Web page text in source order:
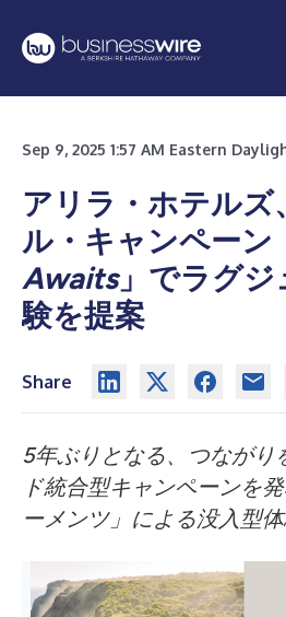
Sep 9, 2025 1:57 AM Eastern
アリラ・ホテルズ
ル・キャンペーン
Awaits」でラグジ
験を提案
Share
5年ぶりとなる、つながり
ド統合型キャンペーンを
ーメンツ」による没入型